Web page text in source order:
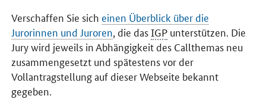
Verschaffen Sie sich einen Überblick über die
Jurorinnen und Juroren, die dasIGP unterstützen. Die
Jury wird jeweils in Abhängigkeit des Callthemas neu
zusammengesetzt und spätestens vor der
Vollantragstellung auf dieser Webseite bekannt
gegeben.